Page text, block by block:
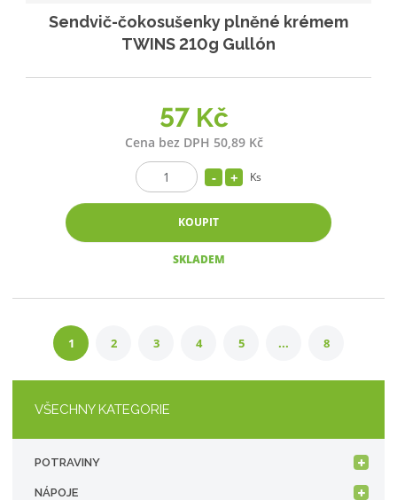
Sendvič-čokosušenky plněné krémem
TWINS 210g Gullón
57 Kč
Cena bez DPH 50,89 Kč
Ks
KOUPIT
SKLADEM
1 2 3 4 5 ... 8
VŠECHNY KATEGORIE
POTRAVINY
NÁPOJE